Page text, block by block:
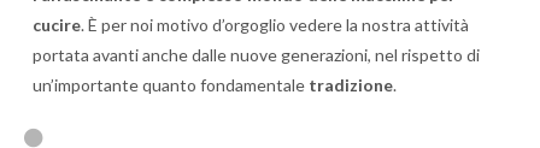
cucire. È per noi motivo d’orgoglio vedere la nostra attività
portata avanti anche dalle nuove generazioni, nel rispetto di
un’importante quanto fondamentale tradizione.